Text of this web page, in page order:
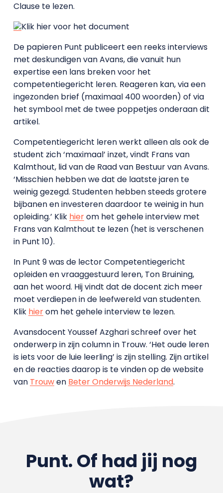
Clause te lezen.
Klik hier voor het document
De papieren Punt publiceert een reeks interviews
met deskundigen van Avans, die vanuit hun
expertise een lans breken voor het
competentiegericht leren. Reageren kan, via een
ingezonden brief (maximaal 400 woorden) of via
het symbool met de twee poppetjes onderaan dit
artikel.
Competentiegericht leren werkt alleen als ook de
student zich ‘maximaal’ inzet, vindt Frans van
Kalmthout, lid van de Raad van Bestuur van Avans.
‘Misschien hebben we dat de laatste jaren te
weinig gezegd. Studenten hebben steeds grotere
bijbanen en investeren daardoor te weinig in hun
opleiding.’ Klik hierom het gehele interview met
Frans van Kalmthout te lezen (het is verschenen
in Punt 10).
In Punt 9 was de lector Competentiegericht
opleiden en vraaggestuurd leren, Ton Bruining,
aan het woord. Hij vindt dat de docent zich meer
moet verdiepen in de leefwereld van studenten.
Klik hierom het gehele interview te lezen.
Avansdocent Youssef Azghari schreef over het
onderwerp in zijn column in Trouw. ‘Het oude leren
is iets voor de luie leerling’ is zijn stelling. Zijn artikel
en de reacties daarop is te vinden op de website
van Trouwen Beter Onderwijs Nederland.
Punt. Of had jij nog
wat?